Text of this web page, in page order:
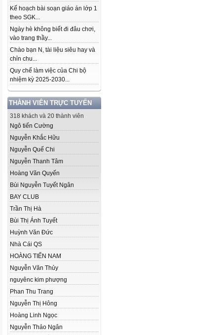
Kế hoạch bài soạn giáo án lớp 1
theo SGK...
Ngày hè không biết đi đâu chơi,
vào trang thầy...
Chào bạn N, tài liệu siêu hay và
chỉn chu...
Quy chế làm việc của Chi bộ
nhiệm kỳ 2025-2030...
THÀNH VIÊN TRỰC TUYẾN
318 khách và 20 thành viên
Ngô tiến Cường
Nguyễn Khắc Hữu
Nguyễn Quế Chi
Nguyễn Thanh Tâm
Hoàng Văn Quyến
Bùi Nguyễn Tuyết Ngân
BAY CLUB
Trần Thị Hà
Bùi Thị Ánh Tuyết
Huỳnh Văn Đức
Nhà Cái QS
HOÀNG TIẾN NAM
Nguyễn Văn Thủy
nguyênc kim phượng
Phan Thu Trang
Nguyễn Thị Hông
Hoàng Linh Ngọc
Nguyễn Thảo Ngân